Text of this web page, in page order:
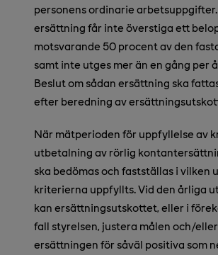
personens ordinarie arbetsuppgifter.
ersättning får inte överstiga ett
motsvarande 50 procent av den
samt inte utges mer än en gång per
Beslut om sådan ersättning ska
efter beredning av
När mätperioden för uppfyllelse av
utbetalning av rörlig
ska bedömas och fastställas i vilken
kriterierna uppfyllts. Vid den årliga
kan ersättningsutskottet, eller i
fall styrelsen, justera målen och/eller
ersättningen för såväl positiva som